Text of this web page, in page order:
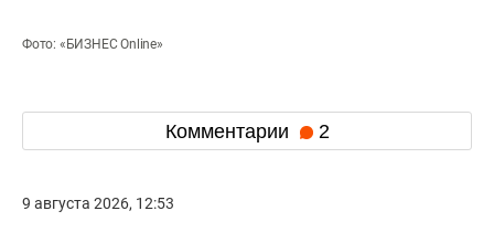
Фото: «БИЗНЕС Online»
Комментарии 2
9 августа 2026, 12:53